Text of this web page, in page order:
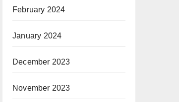
February 2024
January 2024
December 2023
November 2023